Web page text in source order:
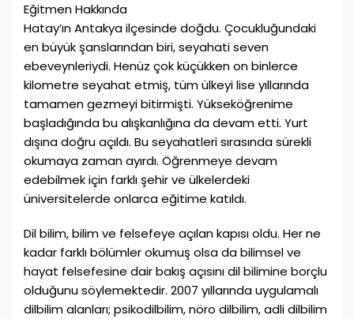
Eğitmen Hakkında
Hatay’ın Antakya ilçesinde doğdu. Çocukluğundaki
en büyük şanslarından biri, seyahati seven
ebeveynleriydi. Henüz çok küçükken on binlerce
kilometre seyahat etmiş, tüm ülkeyi lise yıllarında
tamamen gezmeyi bitirmişti. Yükseköğrenime
başladığında bu alışkanlığına da devam etti. Yurt
dışına doğru açıldı. Bu seyahatleri sırasında sürekli
okumaya zaman ayırdı. Öğrenmeye devam
edebilmek için farklı şehir ve ülkelerdeki
üniversitelerde onlarca eğitime katıldı.
Dil bilim, bilim ve felsefeye açılan kapısı oldu. Her ne
kadar farklı bölümler okumuş olsa da bilimsel ve
hayat felsefesine dair bakış açısını dil bilimine borçlu
olduğunu söylemektedir. 2007 yıllarında uygulamalı
dilbilim alanları; psikodilbilim, nöro dilbilim, adli dilbilim